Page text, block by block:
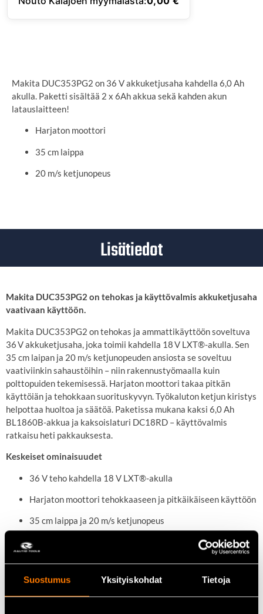
Suostumus Yksityiskohdat Tietoja
Makita DUC353PG2 on 36 V akkuketjusaha kahdella 6,0 Ah
akulla. Paketti sisältää 2 x 6Ah akkua sekä kahden akun
latauslaitteen!
Harjaton moottori
35 cm laippa
20 m/s ketjunopeus
Lisätiedot
Makita DUC353PG2 on tehokas ja käyttövalmis akkuketjusaha
vaativaan käyttöön.
Makita DUC353PG2 on tehokas ja ammattikäyttöön soveltuva
36 V akkuketjusaha, joka toimii kahdella 18 V LXT®-akulla. Sen
35 cm laipan ja 20 m/s ketjunopeuden ansiosta se soveltuu
vaativiinkin sahaustöihin – niin rakennustyömaalla kuin
polttopuiden tekemisessä. Harjaton moottori takaa pitkän
käyttöiän ja tehokkaan suorituskyvyn. Työkaluton ketjun kiristys
helpottaa huoltoa ja säätöä. Paketissa mukana kaksi 6,0 Ah
BL1860B-akkua ja kaksoislaturi DC18RD – käyttövalmis
ratkaisu heti pakkauksesta.
Keskeiset ominaisuudet
36 V teho kahdella 18 V LXT®-akulla
Harjaton moottori tehokkaaseen ja pitkäikäiseen käyttöön
35 cm laippa ja 20 m/s ketjunopeus
Työkaluton ketjun ja laipan säätö
Mukana 2×6,0 Ah akku ja kaksoislaturi